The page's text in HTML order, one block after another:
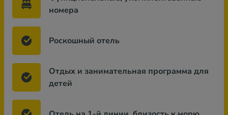
номера
Роскошный отель
Отдых и занимательная программа для
детей